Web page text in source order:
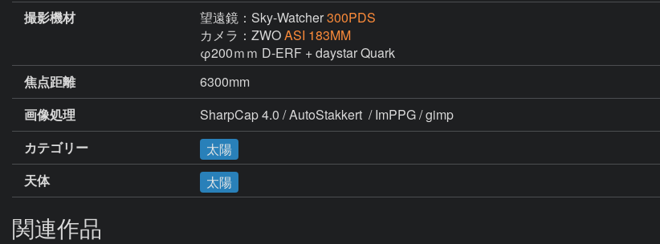
撮影機材
望遠鏡：Sky-Watcher300PDS
カメラ：ZWOASI 183MM
φ200ｍｍ D-ERF + daystar Quark
焦点距離
6300mm
画像処理
SharpCap 4.0 / AutoStakkert  / ImPPG / gimp
カテゴリー
太陽
天体
太陽
関連作品